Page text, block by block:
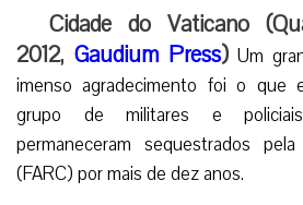
Cidade do Vaticano
2012, Gaudium Press) Um
imenso agradecimento foi o que
grupo de militares e
permaneceram sequestrados
(FARC) por mais de dez anos.